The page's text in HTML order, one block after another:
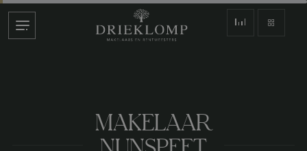
MAKELAAR